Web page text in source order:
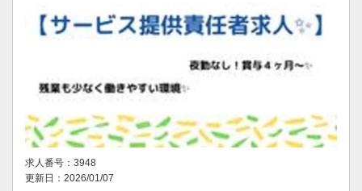
求人番号：3948
更新日：2026/01/07